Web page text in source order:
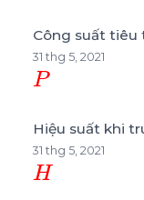
Công suất tiêu
31 thg 5, 2021
P
Hiệu suất khi
31 thg 5, 2021
H